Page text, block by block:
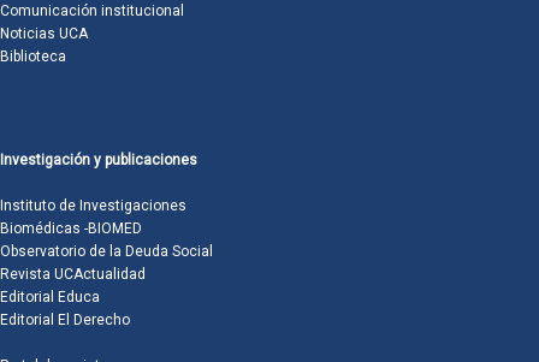
Comunicación institucional
Noticias UCA
Biblioteca
Investigación y publicaciones
Instituto de Investigaciones
Biomédicas -BIOMED
Observatorio de la Deuda Social
Revista UCActualidad
Editorial Educa
Editorial El Derecho